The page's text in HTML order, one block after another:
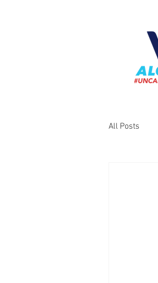
All Posts